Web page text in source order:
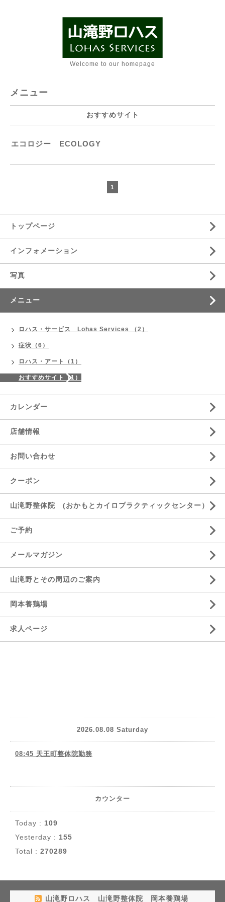
Welcome to our homepage
メニュー
おすすめサイト
エコロジー ECOLOGY
1
トップページ
インフォメーション
写真
メニュー
ロハス・サービス Lohas Services （2）
症状（6）
ロハス・アート（1）
おすすめサイト（1）
カレンダー
店舗情報
お問い合わせ
クーポン
山滝野整体院 (おかもとカイロプラクティックセンター）
ご予約
メールマガジン
山滝野とその周辺のご案内
岡本養鶏場
求人ページ
2026.08.08 Saturday
08:45 天王町整体院勤務
カウンター
Today : 109
Yesterday : 155
Total : 270289
山滝野ロハス 山滝野整体院 岡本養鶏場